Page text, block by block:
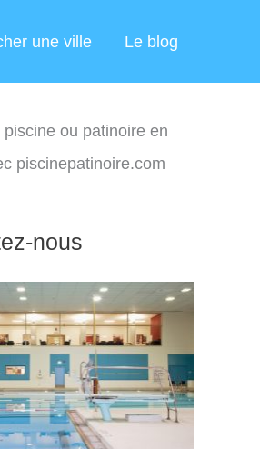
une ville Le blog
piscine ou patinoire en
piscinepatinoire.com
nous